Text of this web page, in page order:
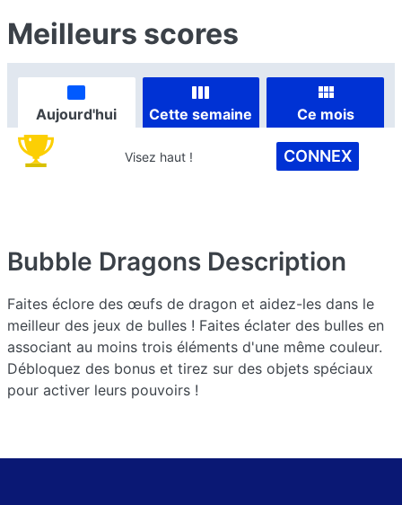
Meilleurs scores
Aujourd'hui Cette semaine Ce mois
Visez haut ! CONNEX
Bubble Dragons Description
Faites éclore des œufs de dragon et aidez-les dans le
meilleur des jeux de bulles ! Faites éclater des bulles en
associant au moins trois éléments d'une même couleur.
Débloquez des bonus et tirez sur des objets spéciaux
pour activer leurs pouvoirs !